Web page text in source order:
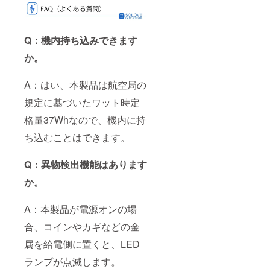
Q：機内持ち込みできます
か。
A：はい、本製品は航空局の
規定に基づいたワット時定
格量37Whなので、機内に持
ち込むことはできます。
Q：異物検出機能はあります
か。
A：本製品が電源オンの場
合、コインやカギなどの金
属を給電側に置くと、LED
ランプが点滅します。